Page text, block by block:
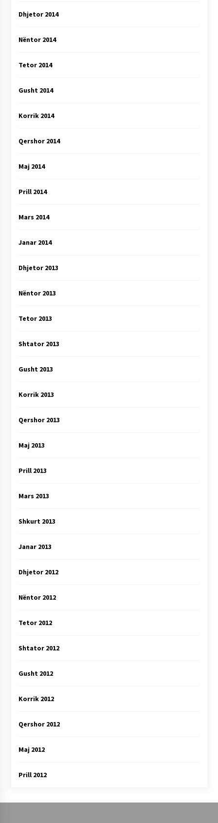
Dhjetor 2014
Nëntor 2014
Tetor 2014
Gusht 2014
Korrik 2014
Qershor 2014
Maj 2014
Prill 2014
Mars 2014
Janar 2014
Dhjetor 2013
Nëntor 2013
Tetor 2013
Shtator 2013
Gusht 2013
Korrik 2013
Qershor 2013
Maj 2013
Prill 2013
Mars 2013
Shkurt 2013
Janar 2013
Dhjetor 2012
Nëntor 2012
Tetor 2012
Shtator 2012
Gusht 2012
Korrik 2012
Qershor 2012
Maj 2012
Prill 2012